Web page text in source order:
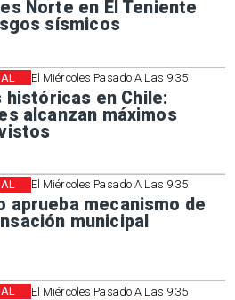
Norte en El Teniente
sísmicos
El Miércoles Pasado A Las 9:35
históricas en Chile:
alcanzan máximos
El Miércoles Pasado A Las 9:35
aprueba mecanismo de
municipal
El Miércoles Pasado A Las 9:35